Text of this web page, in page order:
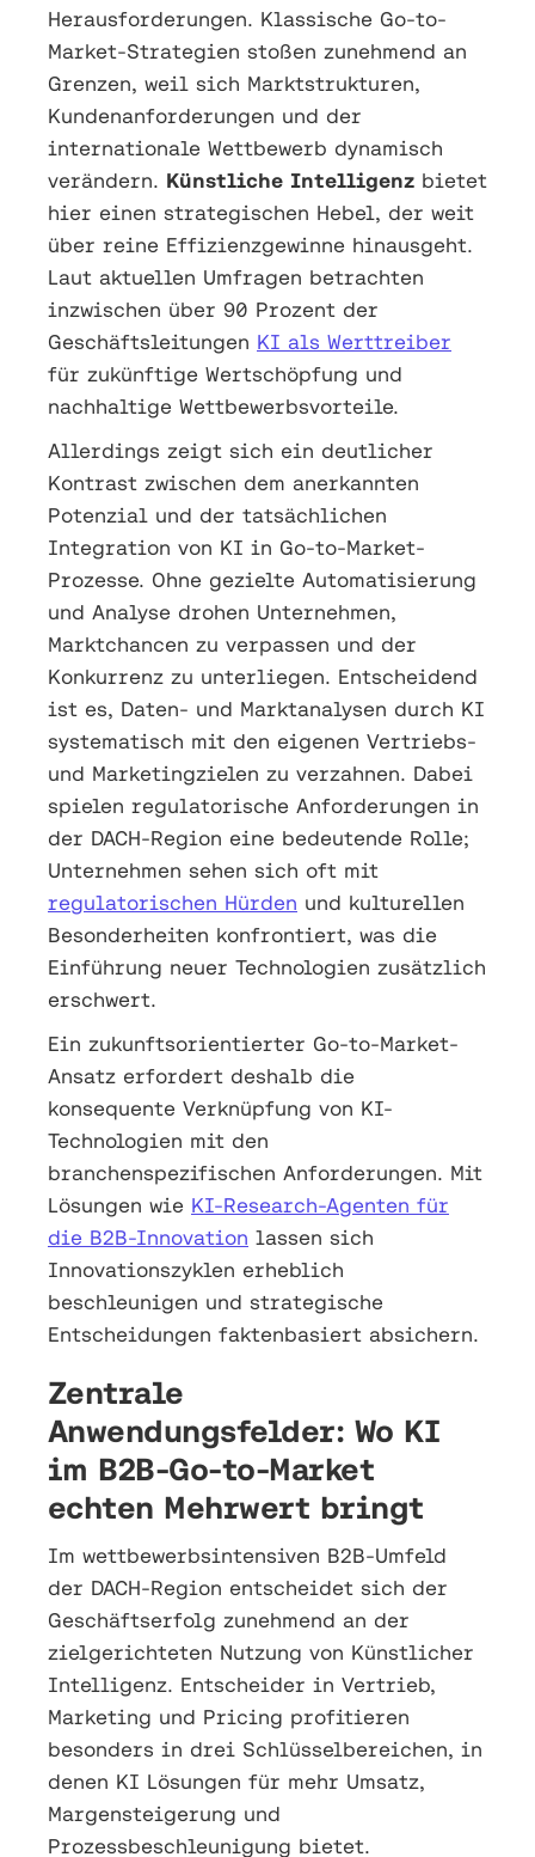
Herausforderungen. Klassische Go-to-
Market-Strategien stoßen zunehmend an
Grenzen, weil sich Marktstrukturen,
Kundenanforderungen und der
internationale Wettbewerb dynamisch
verändern. Künstliche Intelligenz bietet
hier einen strategischen Hebel, der weit
über reine Effizienzgewinne hinausgeht.
Laut aktuellen Umfragen betrachten
inzwischen über 90 Prozent der
Geschäftsleitungen KI als Werttreiber
für zukünftige Wertschöpfung und
nachhaltige Wettbewerbsvorteile.
Allerdings zeigt sich ein deutlicher
Kontrast zwischen dem anerkannten
Potenzial und der tatsächlichen
Integration von KI in Go-to-Market-
Prozesse. Ohne gezielte Automatisierung
und Analyse drohen Unternehmen,
Marktchancen zu verpassen und der
Konkurrenz zu unterliegen. Entscheidend
ist es, Daten- und Marktanalysen durch KI
systematisch mit den eigenen Vertriebs-
und Marketingzielen zu verzahnen. Dabei
spielen regulatorische Anforderungen in
der DACH-Region eine bedeutende Rolle;
Unternehmen sehen sich oft mit
regulatorischen Hürden und kulturellen
Besonderheiten konfrontiert, was die
Einführung neuer Technologien zusätzlich
erschwert.
Ein zukunftsorientierter Go-to-Market-
Ansatz erfordert deshalb die
konsequente Verknüpfung von KI-
Technologien mit den
branchenspezifischen Anforderungen. Mit
Lösungen wie KI-Research-Agenten für
die B2B-Innovation lassen sich
Innovationszyklen erheblich
beschleunigen und strategische
Entscheidungen faktenbasiert absichern.
Zentrale
Anwendungsfelder: Wo KI
im B2B-Go-to-Market
echten Mehrwert bringt
Im wettbewerbsintensiven B2B-Umfeld
der DACH-Region entscheidet sich der
Geschäftserfolg zunehmend an der
zielgerichteten Nutzung von Künstlicher
Intelligenz. Entscheider in Vertrieb,
Marketing und Pricing profitieren
besonders in drei Schlüsselbereichen, in
denen KI Lösungen für mehr Umsatz,
Margensteigerung und
Prozessbeschleunigung bietet.